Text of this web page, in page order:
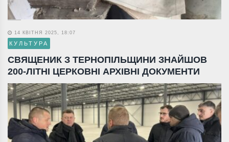
14 КВІТНЯ 2025, 18:07
КУЛЬТУРА
СВЯЩЕНИК З ТЕРНОПІЛЬЩИНИ ЗНАЙШОВ
200-ЛІТНІ ЦЕРКОВНІ АРХІВНІ ДОКУМЕНТИ